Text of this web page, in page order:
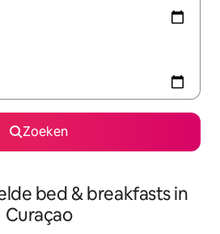
Zoeken
bed & breakfasts in
Curaçao